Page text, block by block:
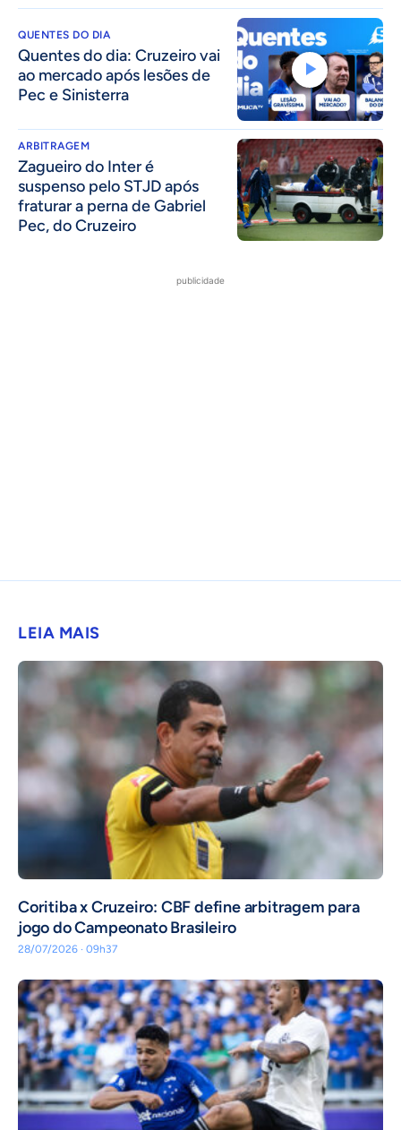
QUENTES DO DIA
Quentes do dia: Cruzeiro vai
ao mercado após lesões de
Pec e Sinisterra
ARBITRAGEM
Zagueiro do Inter é
suspenso pelo STJD após
fraturar a perna de Gabriel
Pec, do Cruzeiro
publicidade
LEIA MAIS
Coritiba x Cruzeiro: CBF define arbitragem para
jogo do Campeonato Brasileiro
28/07/2026 · 09h37